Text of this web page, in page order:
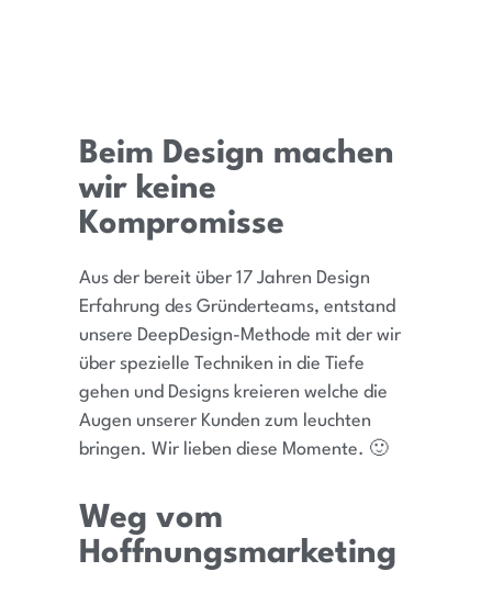
Beim Design machen
wir keine
Kompromisse
Aus der bereit über 17 Jahren Design
Erfahrung des Gründerteams, entstand
unsere DeepDesign-Methode mit der wir
über spezielle Techniken in die Tiefe
gehen und Designs kreieren welche die
Augen unserer Kunden zum leuchten
bringen. Wir lieben diese Momente. 🙂
Weg vom
Hoffnungsmarketing